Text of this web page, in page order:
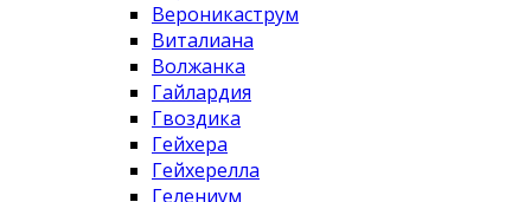
Вероникаструм
Виталиана
Волжанка
Гайлардия
Гвоздика
Гейхера
Гейхерелла
Гелениум